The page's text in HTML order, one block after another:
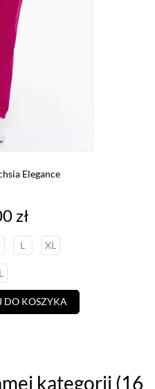
Elegance
zł
L XL
DO KOSZYKA
kategorii (16